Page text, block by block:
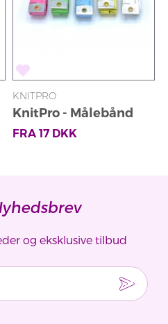
KNITPRO
KnitPro - Målebånd
FRA 17DKK
og eksklusive tilbud